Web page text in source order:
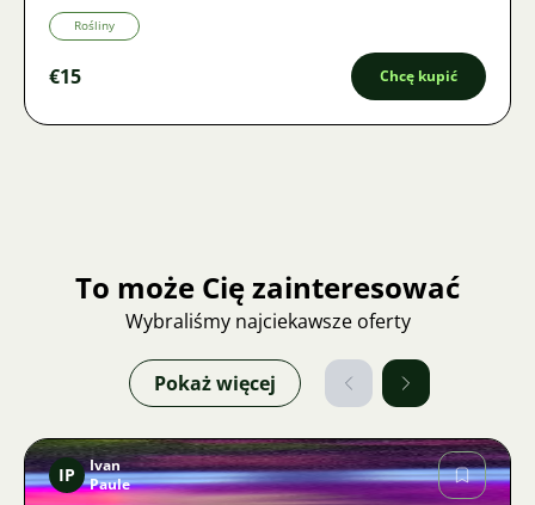
Rośliny
€15 Chcę kupić
To może Cię zainteresować
Wybraliśmy najciekawsze oferty
Pokaż więcej
IP
Ivan
Paule